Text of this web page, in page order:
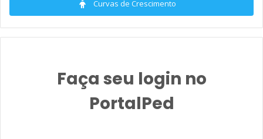
Curvas de Crescimento
Faça seu login no
PortalPed